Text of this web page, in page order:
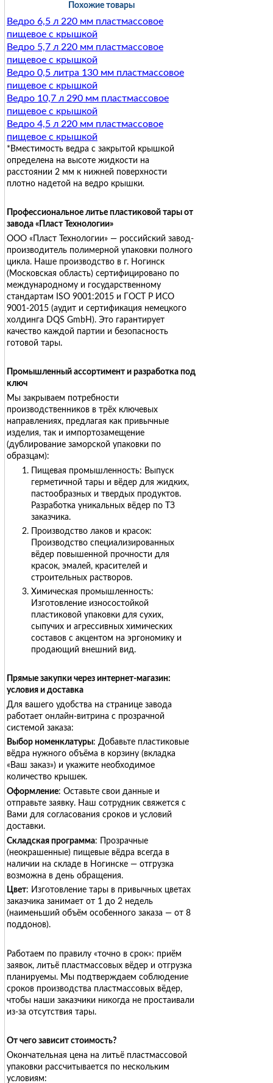
Похожие товары
Ведро 6,5 л 220 мм пластмассовое
пищевое с крышкой
Ведро 5,7 л 220 мм пластмассовое
пищевое с крышкой
Ведро 0,5 литра 130 мм пластмассовое
пищевое с крышкой
Ведро 10,7 л 290 мм пластмассовое
пищевое с крышкой
Ведро 4,5 л 220 мм пластмассовое
пищевое с крышкой
*Вместимость ведра с закрытой крышкой
определена на высоте жидкости на
расстоянии 2 мм к нижней поверхности
плотно надетой на ведро крышки.
Профессиональное литье пластиковой тары от
завода «Пласт Технологии»
ООО «Пласт Технологии» — российский завод-
производитель полимерной упаковки полного
цикла. Наше производство в г. Ногинск
(Московская область) сертифицировано по
международному и государственному
стандартам ISO 9001:2015 и ГОСТ Р ИСО
9001-2015 (аудит и сертификация немецкого
холдинга DQS GmbH). Это гарантирует
качество каждой партии и безопасность
готовой тары.
Промышленный ассортимент и разработка под
ключ
Мы закрываем потребности
производственников в трёх ключевых
направлениях, предлагая как привычные
изделия, так и импортозамещение
(дублирование заморской упаковки по
образцам):
Пищевая промышленность: Выпуск
герметичной тары и вёдер для жидких,
пастообразных и твердых продуктов.
Разработка уникальных вёдер по ТЗ
заказчика.
Производство лаков и красок:
Производство специализированных
вёдер повышенной прочности для
красок, эмалей, красителей и
строительных растворов.
Химическая промышленность:
Изготовление износостойкой
пластиковой упаковки для сухих,
сыпучих и агрессивных химических
составов с акцентом на эргономику и
продающий внешний вид.
Прямые закупки через интернет-магазин:
условия и доставка
Для вашего удобства на странице завода
работает онлайн-витрина с прозрачной
системой заказа:
Выбор номенклатуры: Добавьте пластиковые
вёдра нужного объёма в корзину (вкладка
«Ваш заказ») и укажите необходимое
количество крышек.
Оформление: Оставьте свои данные и
отправьте заявку. Наш сотрудник свяжется с
Вами для согласования сроков и условий
доставки.
Складская программа: Прозрачные
(неокрашенные) пищевые вёдра всегда в
наличии на складе в Ногинске — отгрузка
возможна в день обращения.
Цвет: Изготовление тары в привычных цветах
заказчика занимает от 1 до 2 недель
(наименьший объём особенного заказа — от 8
поддонов).
Работаем по правилу «точно в срок»: приём
заявок, литьё пластмассовых вёдер и отгрузка
планируемы. Мы подтверждаем соблюдение
сроков производства пластмассовых вёдер,
чтобы наши заказчики никогда не простаивали
из-за отсутствия тары.
От чего зависит стоимость?
Окончательная цена на литьё пластмассовой
упаковки рассчитывается по нескольким
условиям: